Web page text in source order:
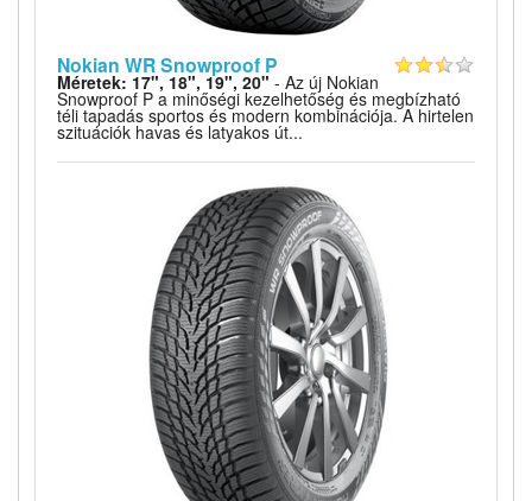
Nokian WR Snowproof P
Méretek: 17", 18", 19", 20" - Az új Nokian
Snowproof P a minőségi kezelhetőség és megbízható
téli tapadás sportos és modern kombinációja. A hirtelen
szituációk havas és latyakos út...